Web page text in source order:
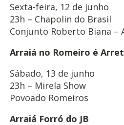
Sexta-feira, 12 de junho
23h – Chapolin do Brasil
Conjunto Roberto Biana –
Arraiá no Romeiro é
Sábado, 13 de junho
23h – Mirela Show
Povoado Romeiros
Arraiá Forró do JB